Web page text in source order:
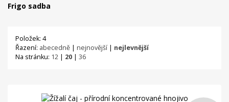
Frigo sadba
Položek: 4
Řazení: abecedně | nejnovější | nejlevnější
Na stránku: 12 | 20 | 36